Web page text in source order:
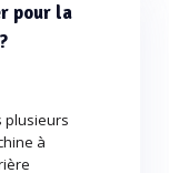
pour la
plusieurs
à